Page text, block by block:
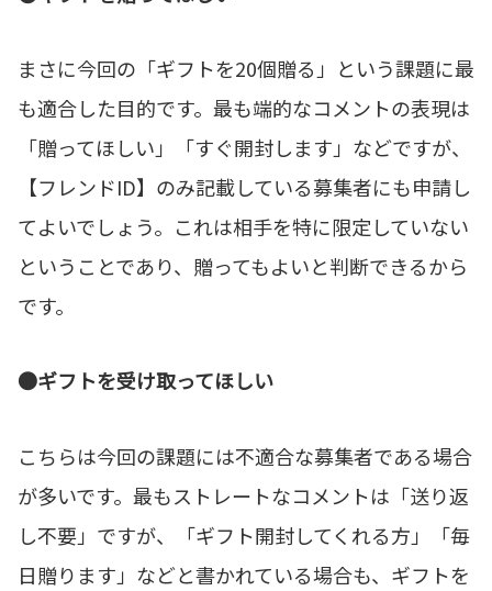
まさに今回の「ギフトを20個贈る」という課題に最
も適合した目的です。最も端的なコメントの表現は
「贈ってほしい」「すぐ開封します」などですが、
【フレンドID】のみ記載している募集者にも申請し
てよいでしょう。これは相手を特に限定していない
ということであり、贈ってもよいと判断できるから
です。
●ギフトを受け取ってほしい
こちらは今回の課題には不適合な募集者である場合
が多いです。最もストレートなコメントは「送り返
し不要」ですが、「ギフト開封してくれる方」「毎
日贈ります」などと書かれている場合も、ギフトを